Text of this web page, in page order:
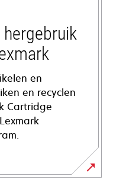
en
en recyclen
Cartridge